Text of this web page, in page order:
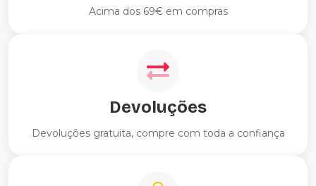
Acima dos 69€ em compras
Devoluções
Devoluções gratuita, compre com toda a confiança